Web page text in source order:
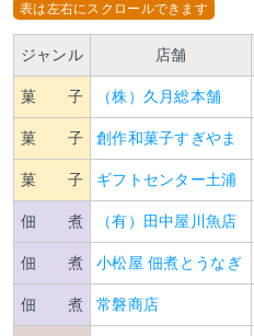
ジャンル 店舗
菓 子 （株）久月総本舗
菓 子 創作和菓子すぎやま
菓 子 ギフトセンター土浦
佃 煮 （有）田中屋川魚店
佃 煮 小松屋 佃煮とうなぎ
佃 煮 常磐商店